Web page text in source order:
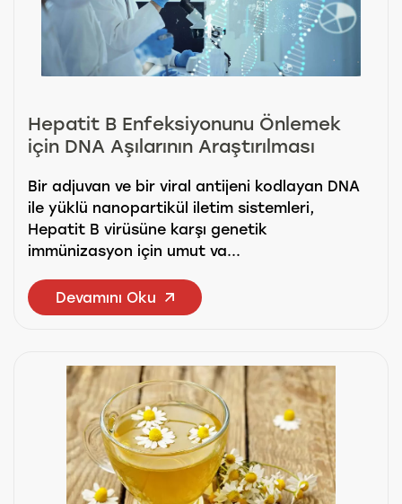
Hepatit B Enfeksiyonunu Önlemek
için DNA Aşılarının Araştırılması
Bir adjuvan ve bir viral antijeni kodlayan DNA
ile yüklü nanopartikül iletim sistemleri,
Hepatit B virüsüne karşı genetik
immünizasyon için umut va...
Devamını Oku